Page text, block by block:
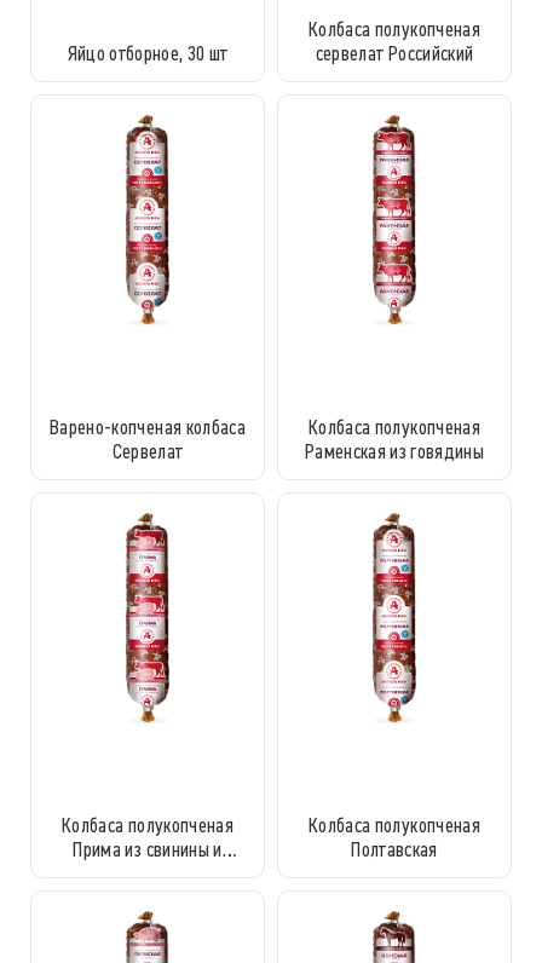
Яйцо отборное, 30 шт
Колбаса полукопченая
сервелат Российский
Варено-копченая колбаса
Сервелат
Колбаса полукопченая
Раменская из говядины
Колбаса полукопченая
Прима из свинины и
говядины
Колбаса полукопченая
Полтавская